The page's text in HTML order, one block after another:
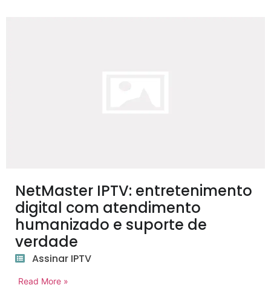
NetMaster IPTV: entretenimento
digital com atendimento
humanizado e suporte de
verdade
Assinar IPTV
Read More »